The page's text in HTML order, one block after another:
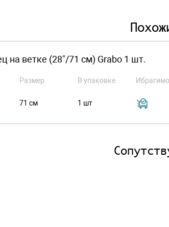
на ветке (28"/71 см) Grabo 1 шт.
Размер В упаковке
71 см 1 шт